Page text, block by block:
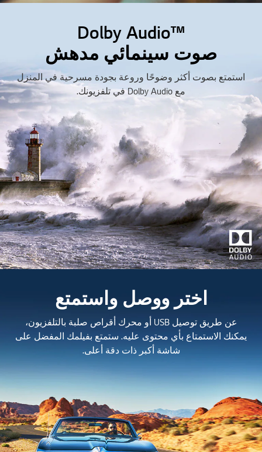
Dolby Audio™‎
صوت سينمائي مدهش
استمتع بصوت أكثر وضوحًا وروعة بجودة مسرحية في المنزل
مع Dolby Audio في تلفزيونك.
اختر ووصل واستمتع
عن طريق توصيل USB أو محرك أقراص صلبة بالتلفزيون،
يمكنك الاستمتاع بأي محتوى عليه. ستمتع بفيلمك المفضل على
شاشة أكبر ذات دقة أعلى.